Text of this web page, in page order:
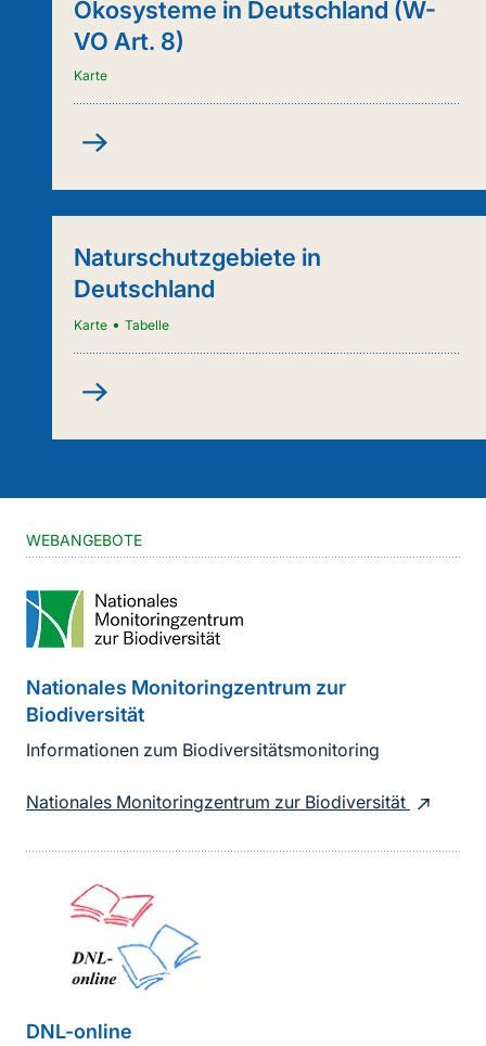
Ökosysteme in Deutschland (W-
VO Art. 8)
Karte
Kartenanwendung
Städtische
Ökosysteme
Deutschland
(W-
VO
Art.
Naturschutzgebiete in
Deutschland
Karte • Tabelle
Naturschutzgebiete
Deutschland
WEBANGEBOTE
Nationales Monitoringzentrum zur
Biodiversität
Informationen zum Biodiversitätsmonitoring
Nationales Monitoringzentrum zur Biodiversität
DNL-online